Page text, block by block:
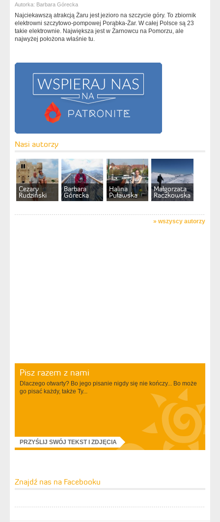
Autorka: Barbara Górecka
Najciekawszą atrakcją Żaru jest jezioro na szczycie góry. To zbiornik
elektrowni szczytowo-pompowej Porąbka-Żar. W całej Polsce są 23
takie elektrownie. Największa jest w Żarnowcu na Pomorzu, ale
najwyżej położona właśnie tu.
Nasi autorzy
Cezary
Rudziński
Barbara
Górecka
Halina
Puławska
Małgorzata
Raczkowska
» wszyscy autorzy
Pisz razem z nami
Dlaczego otwarty? Bo jego pisanie nigdy się nie kończy... Bo może
go pisać każdy, także Ty...
PRZYŚLIJ SWÓJ TEKST I ZDJĘCIA
Znajdź nas na Facebooku